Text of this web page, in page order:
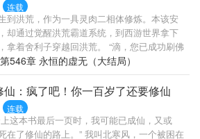
导致魔族复国的主要战犯是谁，并说明为什
。（10分）】 ——选自《帝国历史统考经典
连载
到洪荒，作为一具灵肉二相体修炼。本该安
却通过觉醒洪荒霸道系统，到西游世界拿下
拿着舍利子穿越回洪荒。 “滴，您已成功刷佛
获得788颗舍利子” 十二祖巫：吾等乃盘古开
身所化，聚集神魔大阵可毁天灭地！ 青辰默
千颗舍利。 龙族：我等乃洪荒盛族，混沌元
族人中准圣以上数不胜数！ 青辰又掏出了上
。 魔祖罗睺：小兄弟，你跟着我混，整个洪
们的，整死东皇那帮犊子！ 青辰还是掏
第546章 永恒的虚无（大结局）
仙：疯了吧！你一百岁了还要修仙
连载
这本书最后一页时，我可能已成仙，又或
了修仙的路上。” 我叫北寒风，一个被困在